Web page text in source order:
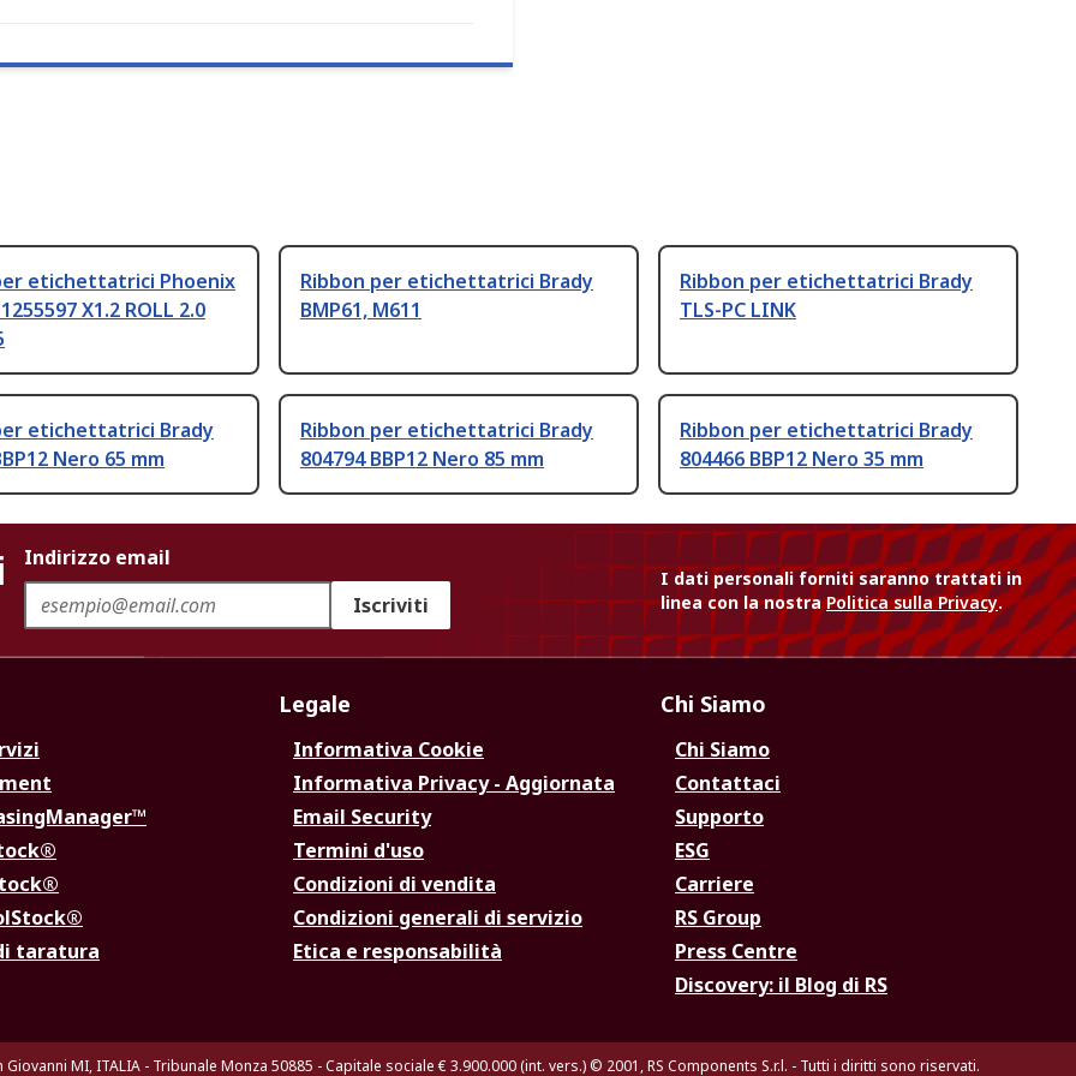
etichettatrici Phoenix
X1.2 ROLL 2.0
Ribbon per etichettatrici Brady
BMP61, M611
Ribbon per etichettatrici Brady
TLS-PC LINK
etichettatrici Brady
Nero 65 mm
Ribbon per etichettatrici Brady
804794 BBP12 Nero 85 mm
Ribbon per etichettatrici Brady
804466 BBP12 Nero 35 mm
Indirizzo email
Iscriviti
I dati personali forniti saranno trattati in
linea con la nostraPolitica sulla Privacy.
taratura
Legale
Informativa Cookie
Informativa Privacy - Aggiornata
Email Security
Termini d'uso
Condizioni di vendita
Condizioni generali di servizio
Etica e responsabilità
Chi Siamo
Chi Siamo
Contattaci
Supporto
ESG
Carriere
RS Group
Press Centre
Discovery: il Blog di RS
MI, ITALIA - Tribunale Monza 50885 - Capitale sociale € 3.900.000 (int. vers.) © 2001, RS Components S.r.l. - Tutti i diritti sono riservati.